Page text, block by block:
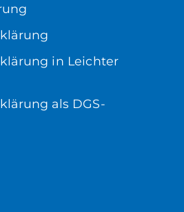
in Leichter
als DGS-